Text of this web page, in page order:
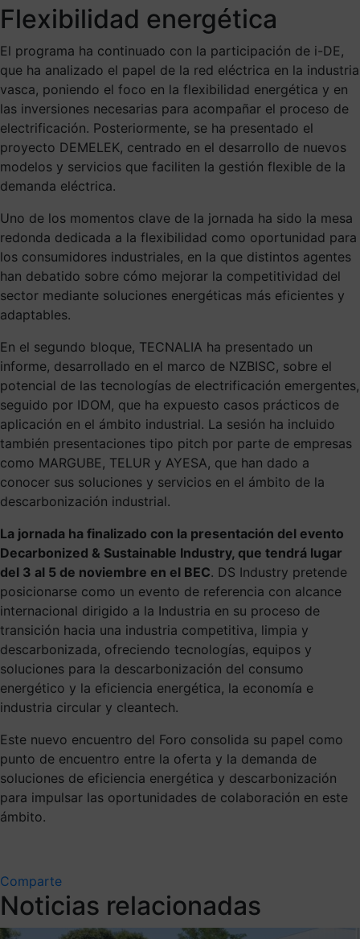
Flexibilidad energética
El programa ha continuado con la participación de i-DE,
que ha analizado el papel de la red eléctrica en la industria
vasca, poniendo el foco en la flexibilidad energética y en
las inversiones necesarias para acompañar el proceso de
electrificación. Posteriormente, se ha presentado el
proyecto DEMELEK, centrado en el desarrollo de nuevos
modelos y servicios que faciliten la gestión flexible de la
demanda eléctrica.
Uno de los momentos clave de la jornada ha sido la mesa
redonda dedicada a la flexibilidad como oportunidad para
los consumidores industriales, en la que distintos agentes
han debatido sobre cómo mejorar la competitividad del
sector mediante soluciones energéticas más eficientes y
adaptables.
En el segundo bloque, TECNALIA ha presentado un
informe, desarrollado en el marco de NZBISC, sobre el
potencial de las tecnologías de electrificación emergentes,
seguido por IDOM, que ha expuesto casos prácticos de
aplicación en el ámbito industrial. La sesión ha incluido
también presentaciones tipo pitch por parte de empresas
como MARGUBE, TELUR y AYESA, que han dado a
conocer sus soluciones y servicios en el ámbito de la
descarbonización industrial.
La jornada ha finalizado con la presentación del evento
Decarbonized & Sustainable Industry, que tendrá lugar
del 3 al 5 de noviembre en el BEC. DS Industry pretende
posicionarse como un evento de referencia con alcance
internacional dirigido a la Industria en su proceso de
transición hacia una industria competitiva, limpia y
descarbonizada, ofreciendo tecnologías, equipos y
soluciones para la descarbonización del consumo
energético y la eficiencia energética, la economía e
industria circular y cleantech.
Este nuevo encuentro del Foro consolida su papel como
punto de encuentro entre la oferta y la demanda de
soluciones de eficiencia energética y descarbonización
para impulsar las oportunidades de colaboración en este
ámbito.
Comparte
Noticias relacionadas